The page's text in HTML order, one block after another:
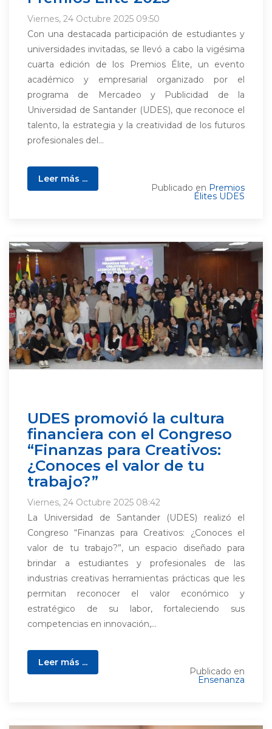
Viernes, 24 Octubre 2025 09:50
Con una destacada participación de estudiantes y
universidades invitadas, se llevó a cabo la vigésima
cuarta edición de los Premios Élite, un evento
académico y empresarial organizado por el
programa de Mercadeo y Publicidad de la
Universidad de Santander (UDES), que reconoce el
talento, la estrategia y la creatividad de los futuros
profesionales del...
Leer más ...
Publicado en Premios
Élites UDES
UDES promovió la cultura
financiera con el Congreso
“Finanzas para Creativos:
¿Conoces el valor de tu
trabajo?”
Viernes, 24 Octubre 2025 08:42
La Universidad de Santander (UDES) realizó el
Congreso “Finanzas para Creativos: ¿Conoces el
valor de tu trabajo?”, un espacio diseñado para
brindar a estudiantes y profesionales de las
industrias creativas herramientas prácticas que les
permitan reconocer el valor económico y
estratégico de su labor, fortaleciendo sus
competencias en innovación,...
Leer más ...
Publicado en
Ensenanza